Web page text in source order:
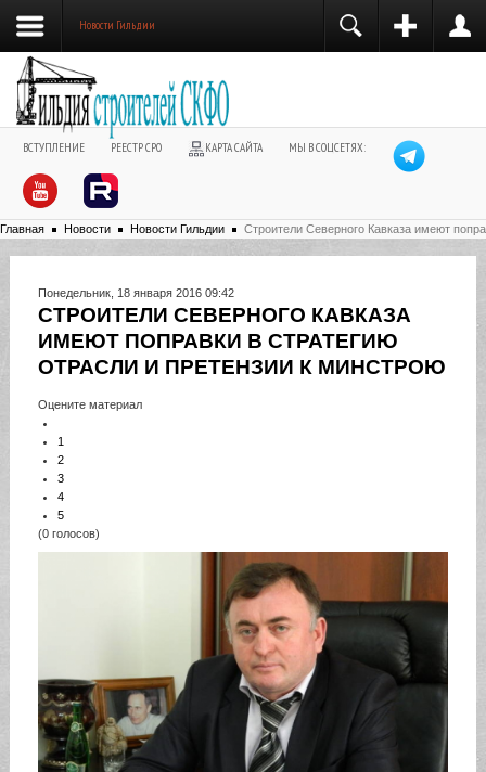
Новости Гильдии
ВСТУПЛЕНИЕ РЕЕСТР СРО КАРТА САЙТА МЫ В СОЦСЕТЯХ:
Главная Новости Новости Гильдии Строители Северного Кавказа имеют
Понедельник, 18 января 2016 09:42
СТРОИТЕЛИ СЕВЕРНОГО КАВКАЗА
ИМЕЮТ ПОПРАВКИ В СТРАТЕГИЮ
ОТРАСЛИ И ПРЕТЕНЗИИ К МИНСТРОЮ
Оцените материал
1
2
3
4
5
(0 голосов)